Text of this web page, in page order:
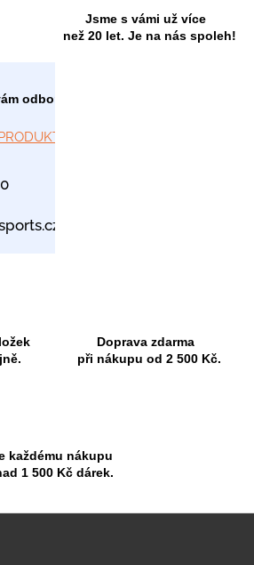
odborně
Jsme s vámi už více
než 20 let. Je na nás spoleh!
Doprava zdarma
při nákupu od 2 500 Kč.
každému nákupu
1 500 Kč dárek.